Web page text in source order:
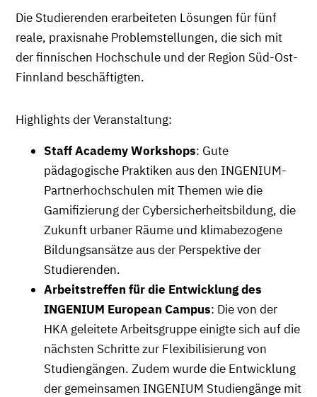
Die Studierenden erarbeiteten Lösungen für fünf
reale, praxisnahe Problemstellungen, die sich mit
der finnischen Hochschule und der Region Süd-Ost-
Finnland beschäftigten.
Highlights der Veranstaltung:
Staff Academy Workshops: Gute
pädagogische Praktiken aus den INGENIUM-
Partnerhochschulen mit Themen wie die
Gamifizierung der Cybersicherheitsbildung, die
Zukunft urbaner Räume und klimabezogene
Bildungsansätze aus der Perspektive der
Studierenden.
Arbeitstreffen für die Entwicklung des
INGENIUM European Campus: Die von der
HKA geleitete Arbeitsgruppe einigte sich auf die
nächsten Schritte zur Flexibilisierung von
Studiengängen. Zudem wurde die Entwicklung
der gemeinsamen INGENIUM Studiengänge mit